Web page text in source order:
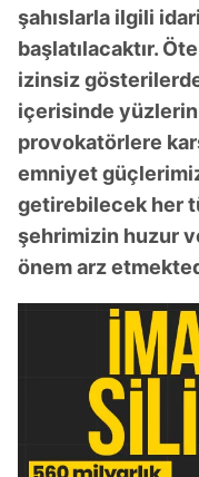
şahıslarla ilgili
başlatılacaktır.
izinsiz
içerisinde
provokatörlere
emniyet
getirebilecek her
şehrimizin huzur
önem arz